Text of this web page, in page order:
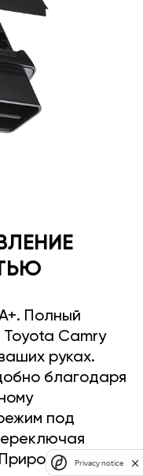
Полный
Camry
руках.
благодаря
под
Privacy notice